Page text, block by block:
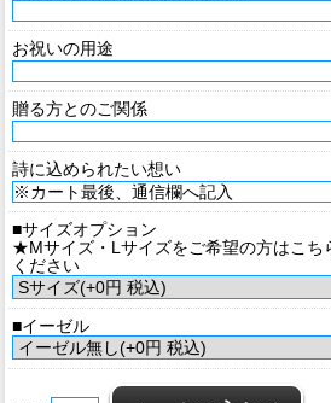
お祝いの用途
贈る方とのご関係
詩に込められたい想い
■サイズオプション
★Mサイズ・Lサイズをご希望の方はこち
ください
■イーゼル